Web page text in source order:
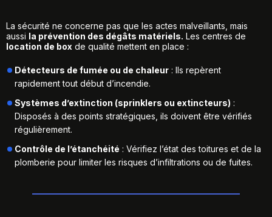
La sécurité ne concerne pas que les actes malveillants, mais
aussi la prévention des dégâts matériels. Les centres de
location de box de qualité mettent en place :
Détecteurs de fumée ou de chaleur : Ils repèrent
rapidement tout début d’incendie.
Systèmes d’extinction (sprinklers ou extincteurs) :
Disposés à des points stratégiques, ils doivent être vérifiés
régulièrement.
Contrôle de l’étanchéité : Vérifiez l’état des toitures et de la
plomberie pour limiter les risques d’infiltrations ou de fuites.